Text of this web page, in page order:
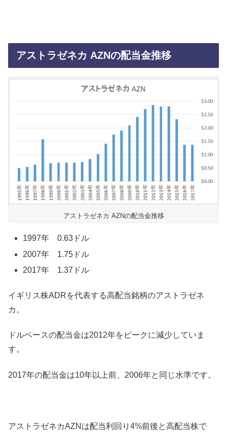
アストラゼネカ AZNの配当金推移
アストラゼネカ AZNの配当金推移
1997年 0.63ドル
2007年 1.75ドル
2017年 1.37ドル
イギリス株ADRを代表する高配当銘柄のアストラゼネ
カ。
ドルベースの配当金は2012年をピークに減少していま
す。
2017年の配当金は10年以上前、2006年と同じ水準です。
アストラゼネカAZNは配当利回り4%前後と高配当株で